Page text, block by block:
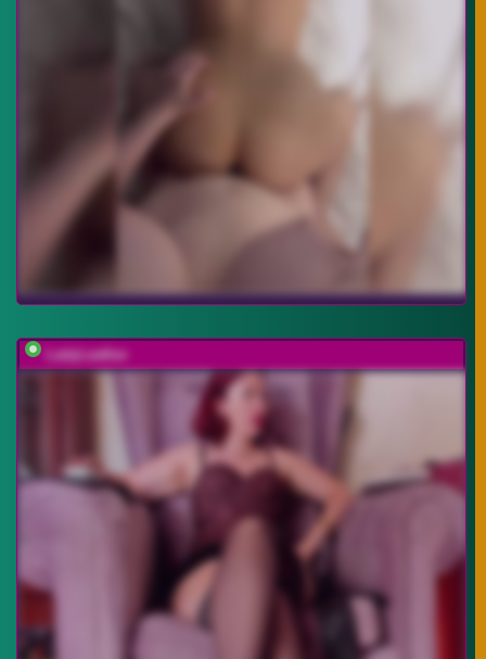
LadyLeather